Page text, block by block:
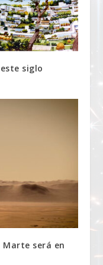
siglo
será en